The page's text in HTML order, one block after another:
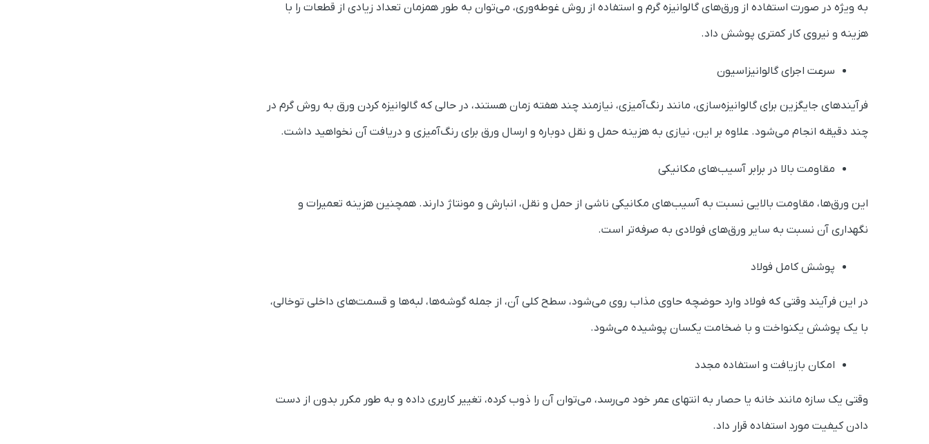
به ویژه در صورت استفاده از ورق‌های گالوانیزه گرم و استفاده از روش غوطه‌وری، می‌توان به طور همزمان تعداد زیادی از قطعات را با
هزینه و نیروی کار کمتری پوشش داد.
سرعت اجرای گالوانیزاسیون
فرآیندهای جایگزین برای گالوانیزه‌سازی، مانند رنگ‌آمیزی، نیازمند چند هفته زمان هستند، در حالی که گالوانیزه کردن ورق به روش گرم در
چند دقیقه انجام می‌شود. علاوه بر این، نیازی به هزینه حمل و نقل دوباره و ارسال ورق برای رنگ‌آمیزی و دریافت آن نخواهید داشت.
مقاومت بالا در برابر آسیب‌های مکانیکی
این ورق‌ها، مقاومت بالایی نسبت به آسیب‌های مکانیکی ناشی از حمل و نقل، انبارش و مونتاژ دارند. همچنین هزینه تعمیرات و
نگهداری آن نسبت به سایر ورق‌های فولادی به صرفه‌تر است.
پوشش کامل فولاد
در این فرآیند وقتی که فولاد وارد حوضچه حاوی مذاب روی می‌شود، سطح کلی آن، از جمله گوشه‌ها، لبه‌ها و قسمت‌های داخلی توخالی،
با یک پوشش یکنواخت و با ضخامت یکسان پوشیده می‌شود.
امکان بازیافت و استفاده مجدد
وقتی یک سازه مانند خانه یا حصار به انتهای عمر خود می‌رسد، می‌توان آن را ذوب کرده، تغییر کاربری داده و به طور مکرر بدون از دست
دادن کیفیت مورد استفاده قرار داد.